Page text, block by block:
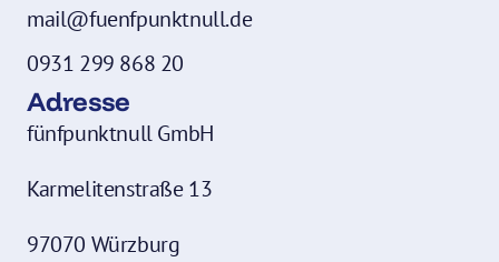
mail@fuenfpunktnull.de
0931 299 868 20
Adresse
fünfpunktnull GmbH
Karmelitenstraße 13
97070 Würzburg